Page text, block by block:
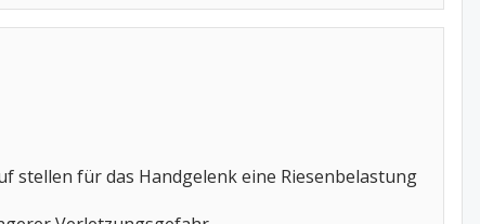
stellen für das Handgelenk eine Riesenbelastung